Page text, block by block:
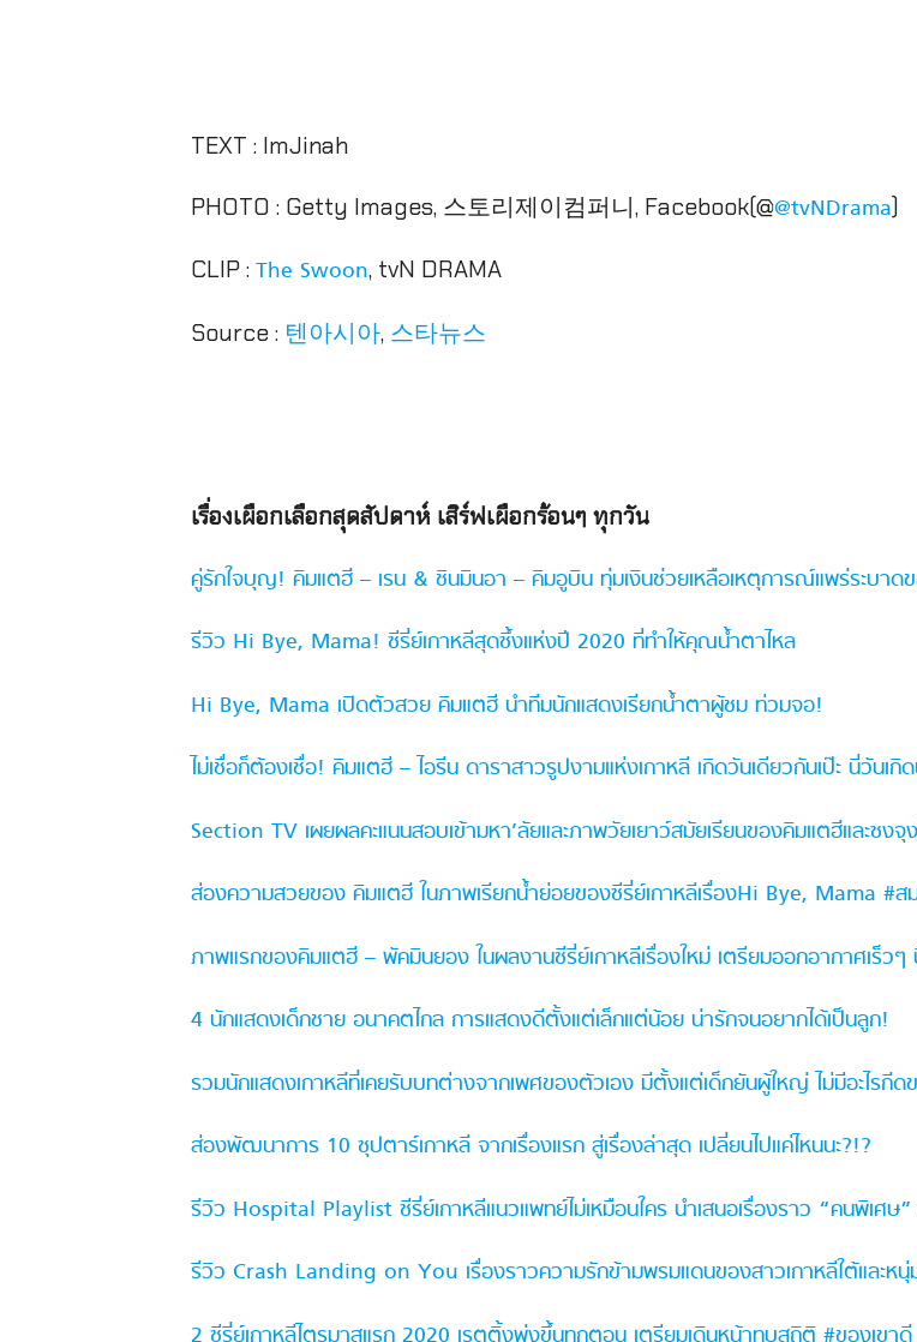
TEXT : ImJinah
PHOTO : Getty Images, 스토리제이컴퍼니, Facebook(@@tvNDrama)
CLIP : The Swoon, tvN DRAMA
Source : 텐아시아, 스타뉴스
เรื่องเผือกเลือกสุดสัปดาห์ เสิร์ฟเผือกร้อนๆ ทุกวัน
คู่รักใจบุญ! คิมแตฮี – เรน & ชินมินอา – คิมอูบิน ทุ่มเงินช่วยเหลือเหตุการณ์แพร่ระบาด
รีวิว Hi Bye, Mama! ซีรี่ย์เกาหลีสุดซึ้งแห่งปี 2020 ที่ทำให้คุณน้ำตาไหล
Hi Bye, Mama เปิดตัวสวย คิมแตฮี นำทีมนักแสดงเรียกน้ำตาผู้ชม ท่วมจอ!
ไม่เชื่อก็ต้องเชื่อ! คิมแตฮี – ไอรีน ดาราสาวรูปงามแห่งเกาหลี เกิดวันเดียวกันเป๊ะ นี่วันเกิ
Section TV เผยผลคะแนนสอบเข้ามหา’ลัยและภาพวัยเยาว์สมัยเรียนของคิมแตฮีและซงจุ
ส่องความสวยของ คิมแตฮี ในภาพเรียกน้ำย่อยของซีรี่ย์เกาหลีเรื่องHi Bye, Mama #ส
ภาพแรกของคิมแตฮี – พัคมินยอง ในผลงานซีรี่ย์เกาหลีเรื่องใหม่ เตรียมออกอากาศเร็วๆ
4 นักแสดงเด็กชาย อนาคตไกล การแสดงดีตั้งแต่เล็กแต่น้อย น่ารักจนอยากได้เป็นลูก!
รวมนักแสดงเกาหลีที่เคยรับบทต่างจากเพศของตัวเอง มีตั้งแต่เด็กยันผู้ใหญ่ ไม่มีอะไรกีด
ส่องพัฒนาการ 10 ซุปตาร์เกาหลี จากเรื่องแรก สู่เรื่องล่าสุด เปลี่ยนไปแค่ไหนนะ?!?
รีวิว Hospital Playlist ซีรี่ย์เกาหลีแนวแพทย์ไม่เหมือนใคร นำเสนอเรื่องราว “คนพิเศษ
รีวิว Crash Landing on You เรื่องราวความรักข้ามพรมแดนของสาวเกาหลีใต้และหนุ่